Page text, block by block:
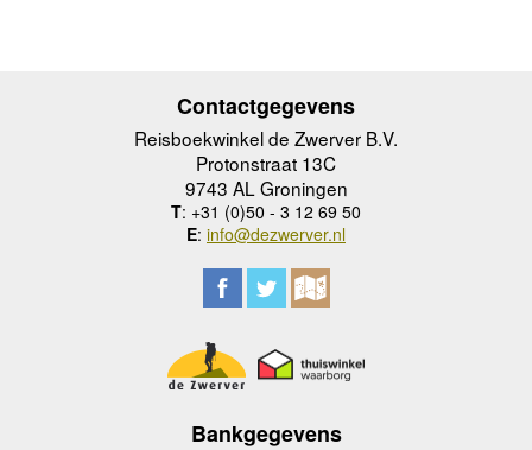
Contactgegevens
Reisboekwinkel de Zwerver B.V.
Protonstraat 13C
9743 AL Groningen
T: +31 (0)50 - 3 12 69 50
E: info@dezwerver.nl
Bankgegevens